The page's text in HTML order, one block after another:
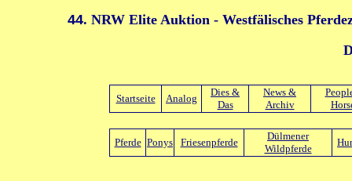
44. NRW Elite Auktion - Westfälisches
Startseite Analog
Dies &
Das
News &
Archiv
Pferde Ponys Friesenpferde
Dülmener
Wildpferde